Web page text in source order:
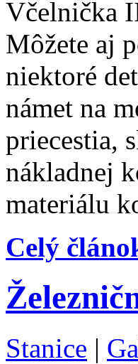
Včelnička
Môžete aj
niektoré
námet na
priecestia,
nákladnej
materiálu
Celý
Stanice |